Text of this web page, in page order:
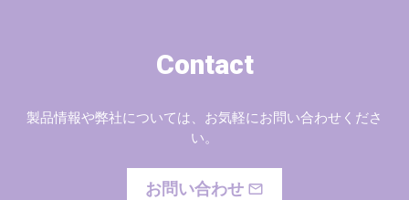
Contact
製品情報や弊社については、お気軽にお問い合わせくださ
い。
お問い合わせ